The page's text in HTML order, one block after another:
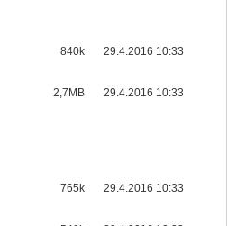
840k 29.4.2016 10:33
2,7MB 29.4.2016 10:33
765k 29.4.2016 10:33